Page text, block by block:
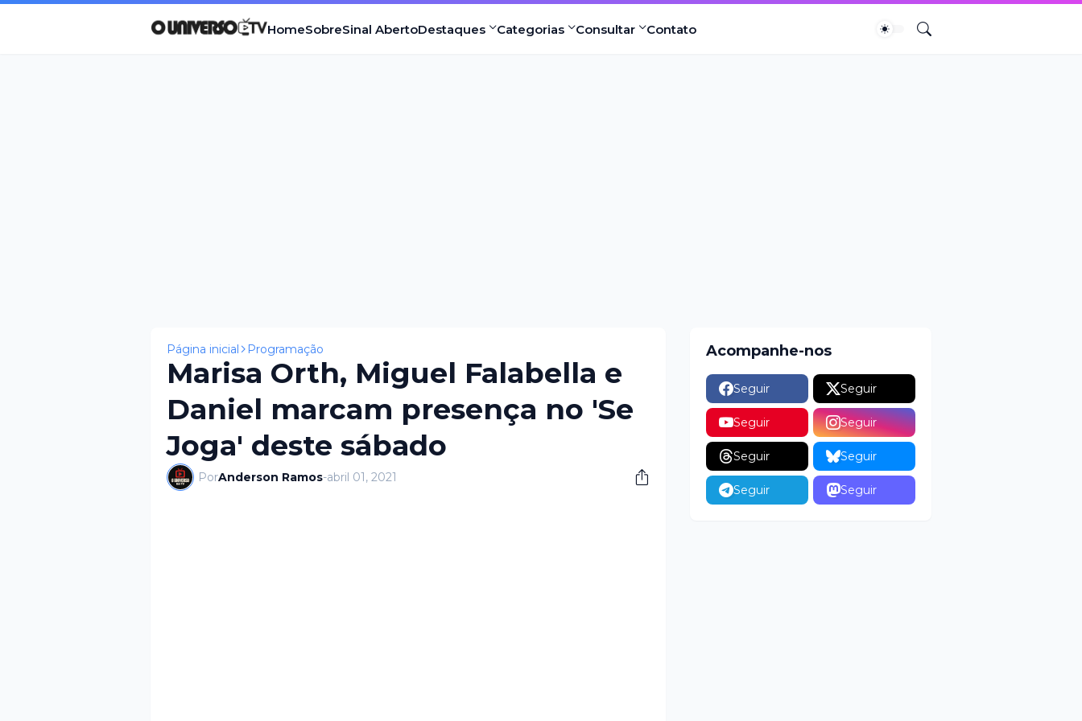
HomeSobreSinal AbertoDestaques Categorias Consultar Contato
Página inicial Programação
Marisa Orth, Miguel Falabella e
Daniel marcam presença no 'Se
Joga' deste sábado
PorAnderson Ramos-abril 01, 2021
Acompanhe-nos
Seguir Seguir
Seguir Seguir
Seguir Seguir
Seguir Seguir